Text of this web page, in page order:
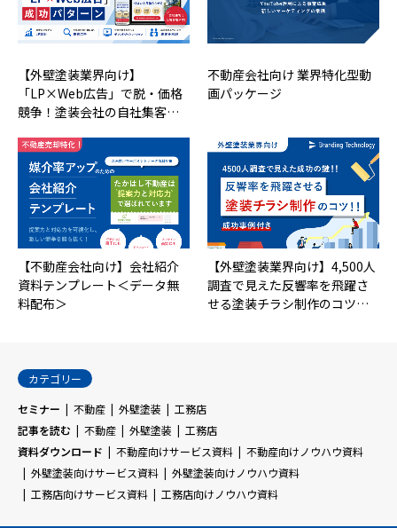
【外壁塗装業界向け】
「LP×Web広告」で脱・価格
競争！塗装会社の自社集客…
不動産会社向け 業界特化型動
画パッケージ
【不動産会社向け】会社紹介
資料テンプレート＜データ無
料配布＞
【外壁塗装業界向け】4,500人
調査で見えた反響率を飛躍さ
せる塗装チラシ制作のコツ…
カテゴリー
セミナー
不動産 外壁塗装
工務店
記事を読む
不動産 外壁塗装
工務店
資料ダウンロード
不動産向けサービス資料
不動産向けノウハウ資料
外壁塗装向けサービス資料
外壁塗装向けノウハウ資料
工務店向けサービス資料
工務店向けノウハウ資料